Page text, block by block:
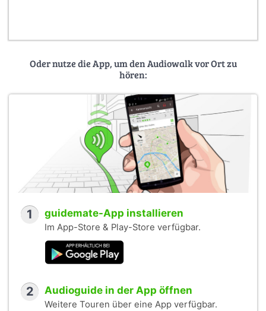
Oder nutze die App, um den Audiowalk vor Ort zu
hören:
1 guidemate-App installieren
Im App-Store & Play-Store verfügbar.
2 Audioguide in der App öffnen
Weitere Touren über eine App verfügbar.